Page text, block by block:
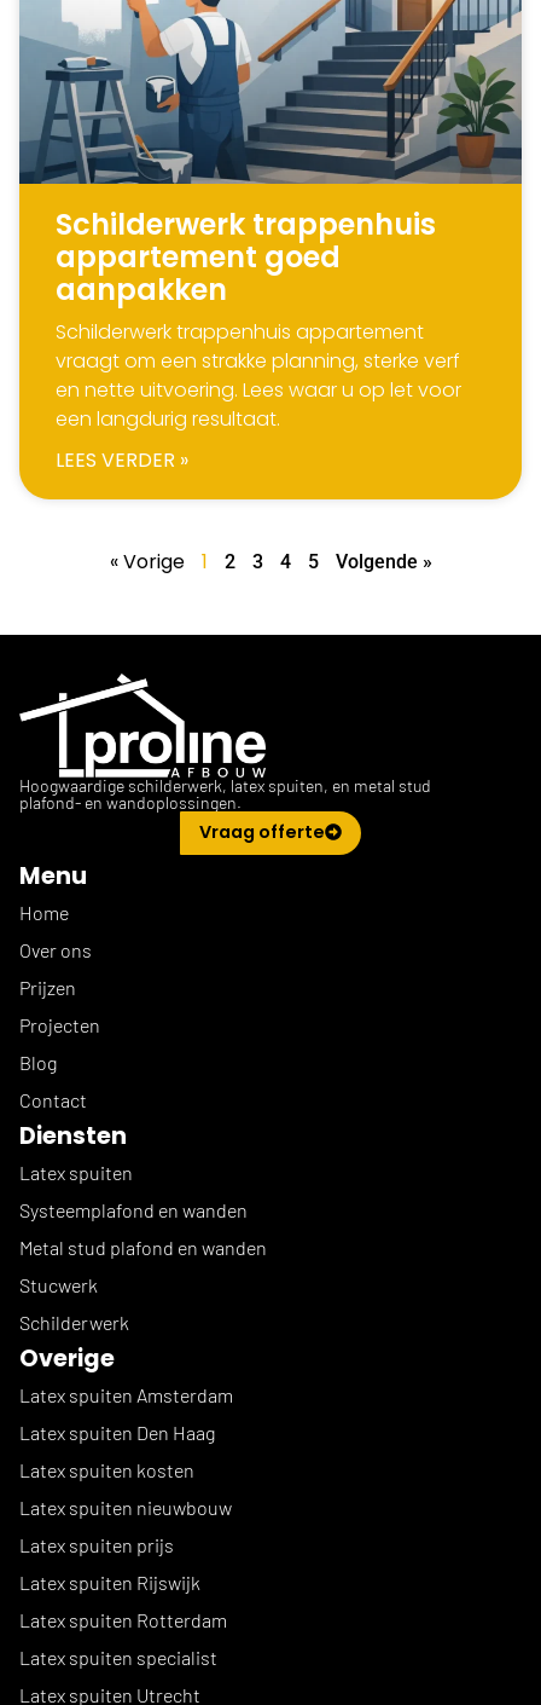
Schilderwerk trappenhuis
appartement goed
aanpakken
Schilderwerk trappenhuis appartement
vraagt om een strakke planning, sterke verf
en nette uitvoering. Lees waar u op let voor
een langdurig resultaat.
LEES VERDER »
« Vorige 1 2 3 4 5 Volgende »
Hoogwaardige schilderwerk, latex spuiten, en metal stud
plafond- en wandoplossingen.
Vraag offerte
Menu
Home
Over ons
Prijzen
Projecten
Blog
Contact
Diensten
Latex spuiten
Systeemplafond en wanden
Metal stud plafond en wanden
Stucwerk
Schilderwerk
Overige
Latex spuiten Amsterdam
Latex spuiten Den Haag
Latex spuiten kosten
Latex spuiten nieuwbouw
Latex spuiten prijs
Latex spuiten Rijswijk
Latex spuiten Rotterdam
Latex spuiten specialist
Latex spuiten Utrecht